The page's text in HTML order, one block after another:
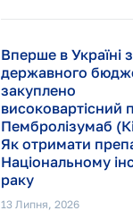
Вперше в Україні
державного
закуплено
високовартісний
Пембролізумаб
Як отримати
Національному
раку
13 Липня, 2026